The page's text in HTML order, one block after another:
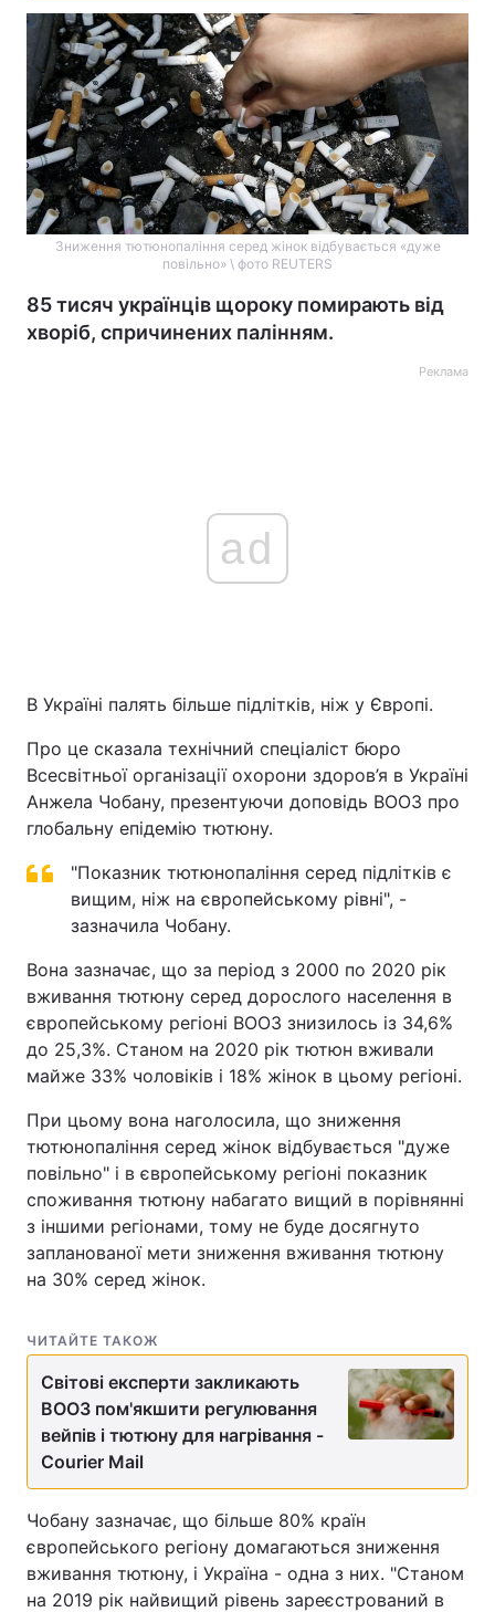
Зниження тютюнопаління серед жінок відбувається «дуже
повільно» \ фото REUTERS
85 тисяч українців щороку помирають від
хворіб, спричинених палінням.
Реклама
ad
В Україні палять більше підлітків, ніж у Європі.
Про це сказала технічний спеціаліст бюро
Всесвітньої організації охорони здоров’я в Україні
Анжела Чобану, презентуючи доповідь ВООЗ про
глобальну епідемію тютюну.
"Показник тютюнопаління серед підлітків є
вищим, ніж на європейському рівні", -
зазначила Чобану.
Вона зазначає, що за період з 2000 по 2020 рік
вживання тютюну серед дорослого населення в
європейському регіоні ВООЗ знизилось із 34,6%
до 25,3%. Станом на 2020 рік тютюн вживали
майже 33% чоловіків і 18% жінок в цьому регіоні.
При цьому вона наголосила, що зниження
тютюнопаління серед жінок відбувається "дуже
повільно" і в європейському регіоні показник
споживання тютюну набагато вищий в порівнянні
з іншими регіонами, тому не буде досягнуто
запланованої мети зниження вживання тютюну
на 30% серед жінок.
ЧИТАЙТЕ ТАКОЖ
Світові експерти закликають
ВООЗ пом'якшити регулювання
вейпів і тютюну для нагрівання -
Courier Mail
Чобану зазначає, що більше 80% країн
європейського регіону домагаються зниження
вживання тютюну, і Україна - одна з них. "Станом
на 2019 рік найвищий рівень зареєстрований в